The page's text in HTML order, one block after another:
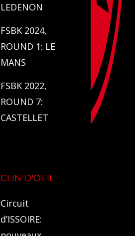
LEDENON
FSBK 2024,
ROUND 1: LE
MANS
FSBK 2022,
ROUND 7:
CASTELLET
CLIN D'OEIL
Circuit
d’ISSOIRE: